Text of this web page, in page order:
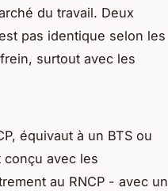
du travail. Deux
pas identique selon les
surtout avec les
équivaut à un BTS ou
conçu avec les
au RNCP - avec un